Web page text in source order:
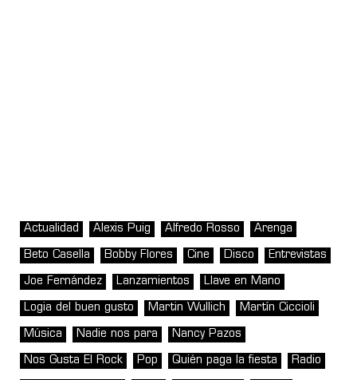
Actualidad Alexis Puig Alfredo Rosso Arenga
Beto Casella Bobby Flores Cine Disco Entrevistas
Joe Fernández Lanzamientos Llave en Mano
Logia del buen gusto Martin Wullich Martín Ciccioli
Música Nadie nos para Nancy Pazos
Nos Gusta El Rock Pop Quién paga la fiesta Radio